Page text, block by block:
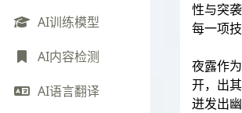
AI训练模型
AI内容检测
AI语言翻译
性与突
每一项
夜露作
开，出
迸发出